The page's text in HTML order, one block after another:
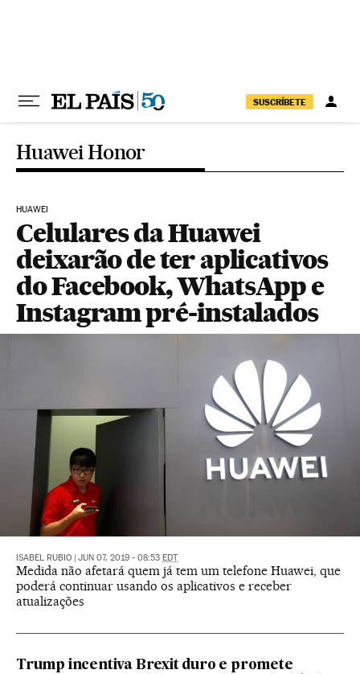
SUSCRÍBETE
Huawei Honor
HUAWEI
Celulares da Huawei
deixarão de ter aplicativos
do Facebook, WhatsApp e
Instagram pré-instalados
ISABEL RUBIO JUN 07, 2019 - 08:53 EDT
Medida não afetará quem já tem um telefone Huawei, que
poderá continuar usando os aplicativos e receber
atualizações
Trump incentiva Brexit duro e promete